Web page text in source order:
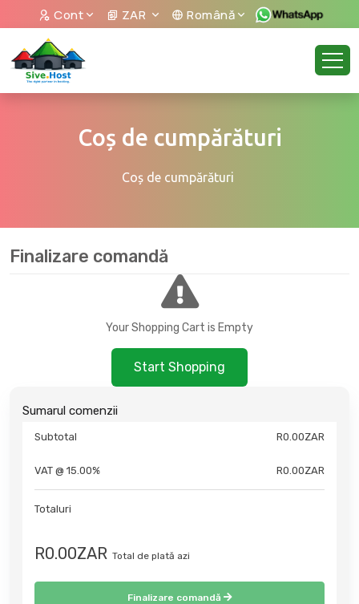
Cont ZAR Română
Coș de cumpărături
Coș de cumpărături
Finalizare comandă
Your Shopping Cart is Empty
Start Shopping
Sumarul comenzii
Subtotal R0.00ZAR
VAT @ 15.00% R0.00ZAR
Totaluri
R0.00ZAR Total de plată azi
Finalizare comandă